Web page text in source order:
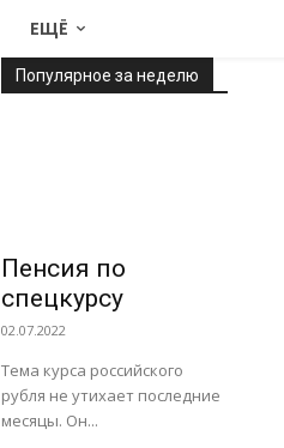
ЕЩЁ
Популярное за неделю
Пенсия по
спецкурсу
02.07.2022
Тема курса российского
рубля не утихает последние
месяцы. Он...